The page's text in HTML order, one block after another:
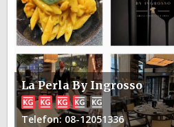
La Perla By Ingrosso
Telefon: 08-12051336